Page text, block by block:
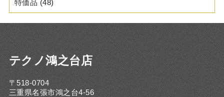
特価品 (48)
テクノ鴻之台店
〒518-0704
三重県名張市鴻之台4-56